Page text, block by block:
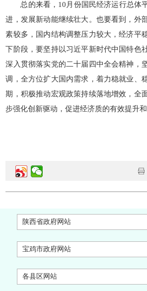
总的来看，10月份国民经济运行总体
进，发展新动能继续壮大。也要看到，外
素较多，国内结构调整压力较大，经济平
下阶段，要坚持以习近平新时代中国特色
深入贯彻落实党的二十届四中全会精神，
调，全方位扩大国内需求，着力稳就业、
期，积极推动宏观政策持续落地增效，全
步强化创新驱动，促进经济质的有效提升和
陕西省政府网站
宝鸡市政府网站
各县区网站